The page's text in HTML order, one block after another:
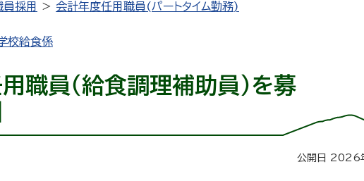
員採用
会計年度任用職員(パートタイム勤務)
校給食係
職員（給食調理補助員）を募
公開日 2026